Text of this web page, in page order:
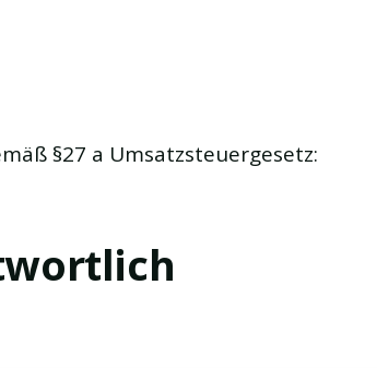
§27 a Umsatzsteuergesetz: